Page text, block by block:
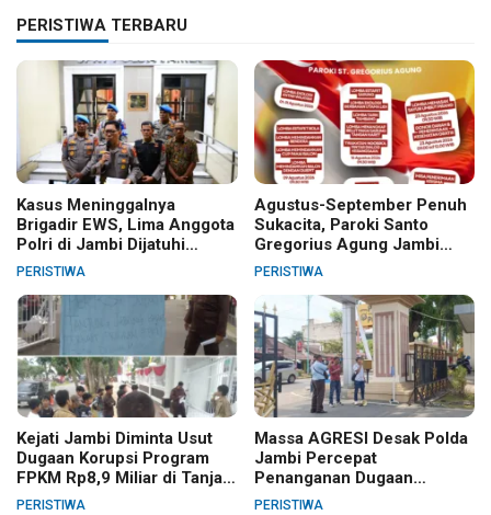
PERISTIWA TERBARU
Kasus Meninggalnya
Brigadir EWS, Lima Anggota
Polri di Jambi Dijatuhi
Sanksi PTDH
PERISTIWA
Agustus-September Penuh
Sukacita, Paroki Santo
Gregorius Agung Jambi
Gelar Berbagai Kegiatan
PERISTIWA
Kejati Jambi Diminta Usut
Dugaan Korupsi Program
FPKM Rp8,9 Miliar di Tanjab
Barat
PERISTIWA
Massa AGRESI Desak Polda
Jambi Percepat
Penanganan Dugaan
Pelanggaran Hak Cipta Buku
PERISTIWA